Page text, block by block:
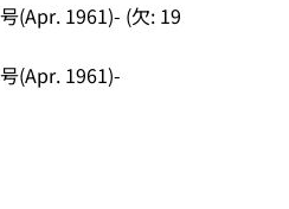
(Apr. 1961)- (欠: 19
(Apr. 1961)-